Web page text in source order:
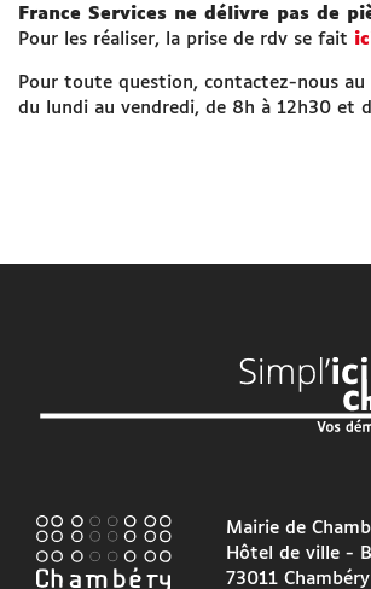
France Services ne délivre pas de
Pour les réaliser, la prise de rdv se fait
Pour toute question, contactez-nous
du lundi au vendredi, de 8h à 12h30 et
Mairie de
Hôtel de ville -
73011